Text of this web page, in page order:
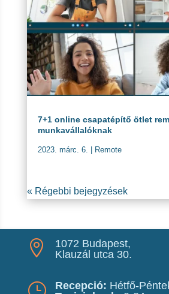
7+1 online csapatépítő ötlet
munkavállalóknak
2023. márc. 6. Remote
« Régebbi bejegyzések

1072 Budapest,
Klauzál utca 30.
} Recepció: Hétfő-